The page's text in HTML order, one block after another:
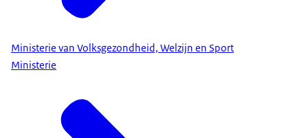
Ministerie van Volksgezondheid, Welzijn en Sport
Ministerie